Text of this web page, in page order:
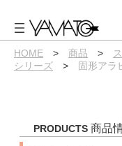
容
を
ス
キ
ッ
HOME > 商品 >
シリーズ
> 固形アラ
PRODUCTS 商品